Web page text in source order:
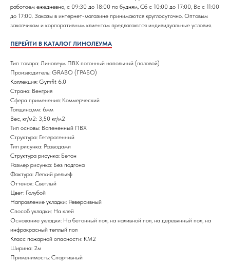
работаем ежедневно, с 09:30 до 18:00 по будням, Сб с 10:00 до 17:00, Вс с 11:00
до 17:00. Заказы в интернет-магазине принимаются круглосуточно. Оптовым
заказчикам и корпоративным клиентам предлагаются индивидуальные условия.
ПЕРЕЙТИ В КАТАЛОГ ЛИНОЛЕУМА
Тип товара: Линолеум ПВХ погонный напольный (половой)
Производитель: GRABO (ГРАБО)
Коллекция: Gymfit 6.0
Страна: Венгрия
Сфера применения: Коммерческий
Толщина,мм: 6мм
Вес, кг/м2: 3,50 кг/м2
Тип основы: Вспененный ПВХ
Структура: Гетерогенный
Тип рисунка: Разводами
Структура рисунка: Бетон
Размер рисунка: Без подгона
Фактура: Легкий рельеф
Оттенок: Светлый
Цвет: Голубой
Направление укладки: Реверсивный
Способ укладки: На клей
Основание укладки: На бетонный пол, на наливной пол, на деревянный пол, на
инфракрасный теплый пол
Класс пожарной опасности: КМ2
Ширина: 2м
Применимость: Спортивный